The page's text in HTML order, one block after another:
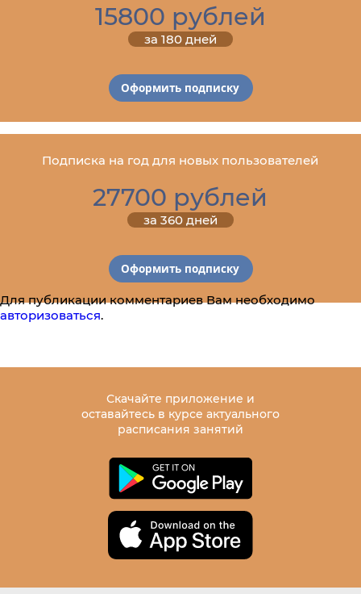
15800 рублей
за 180 дней
Оформить подписку
Подписка на год для новых пользователей
27700 рублей
за 360 дней
Оформить подписку
Для публикации комментариев Вам необходимо
авторизоваться.
Скачайте приложение и
оставайтесь в курсе актуального
расписания занятий